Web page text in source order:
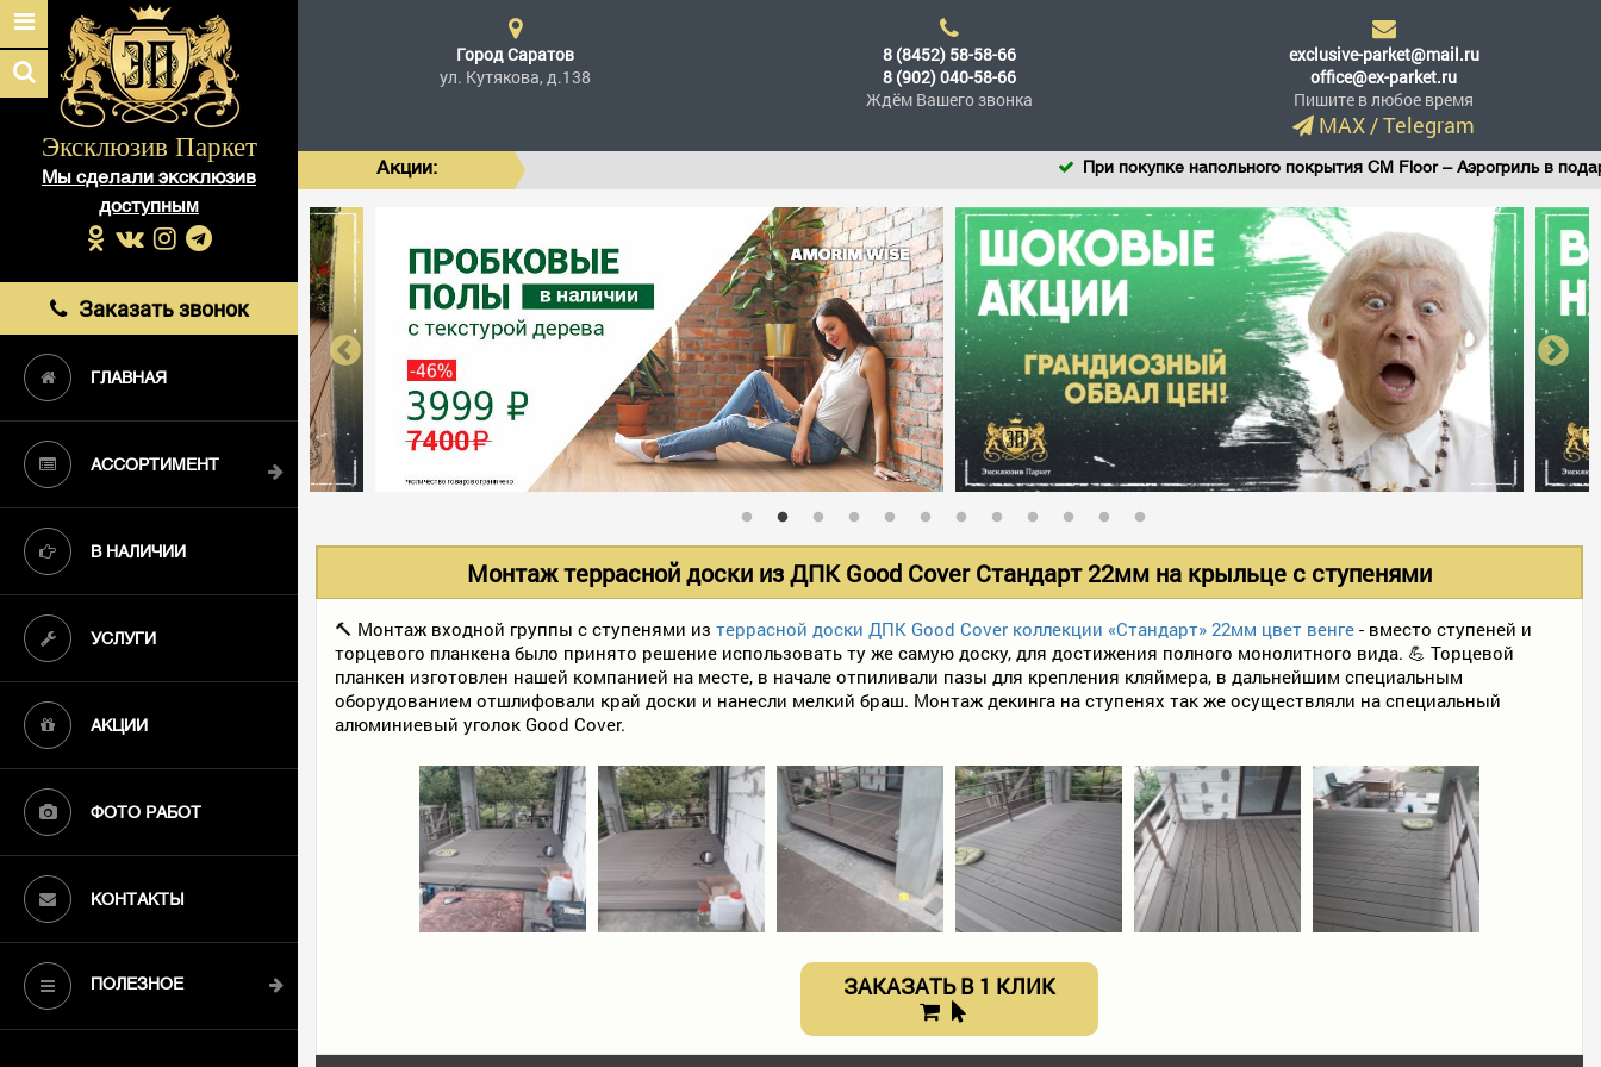
Эксклюзив Паркет
Мы сделали эксклюзив
доступным
Заказать звонок
ГЛАВНАЯ
АССОРТИМЕНТ
В НАЛИЧИИ
УСЛУГИ
АКЦИИ
ФОТО РАБОТ
КОНТАКТЫ
ПОЛЕЗНОЕ
ГородСаратов
ул. Кутякова, д.138
8 (8452) 58-58-66
8 (902) 040-58-66
Ждём Вашего звонка
exclusive-parket@mail.ru
office@ex-parket.ru
Пишите в любое время
MAX/Telegram
Акции: При покупке напольного покрытия CM Floor – Аэрогриль в подарок!
Монтаж террасной доски из ДПК Good Cover Стандарт 22мм на крыльце с ступенями
🔨 Монтаж входной группы с ступенями из террасной доски ДПК Good Cover коллекции «Стандарт» 22мм цвет венге - вместо ступеней и
торцевого планкена было принято решение использовать ту же самую доску, для достижения полного монолитного вида. 💪 Торцевой
планкен изготовлен нашей компанией на месте, в начале отпиливали пазы для крепления кляймера, в дальнейшим специальным
оборудованием отшлифовали край доски и нанесли мелкий браш. Монтаж декинга на ступенях так же осуществляли на специальный
алюминиевый уголок Good Cover.
ЗАКАЗАТЬ В 1 КЛИК